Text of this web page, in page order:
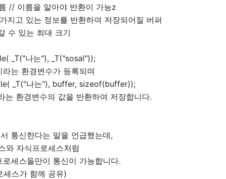
// 이름을 알아야 반환이 가능z
지고 있는 정보를 반환하여 저장되어질 버퍼
수 있는 최대 크기
_T("나는"), _T("sosal"));
는 환경변수가 등록되며
_T("나는"), buffer, sizeof(buffer));
는 환경변수의 값을 반환하여 저장합니다.
통신한다는 말을 언급했는데,
와 자식프로세스처럼
세스들만이 통신이 가능합니다.
세스가 함께 공유)